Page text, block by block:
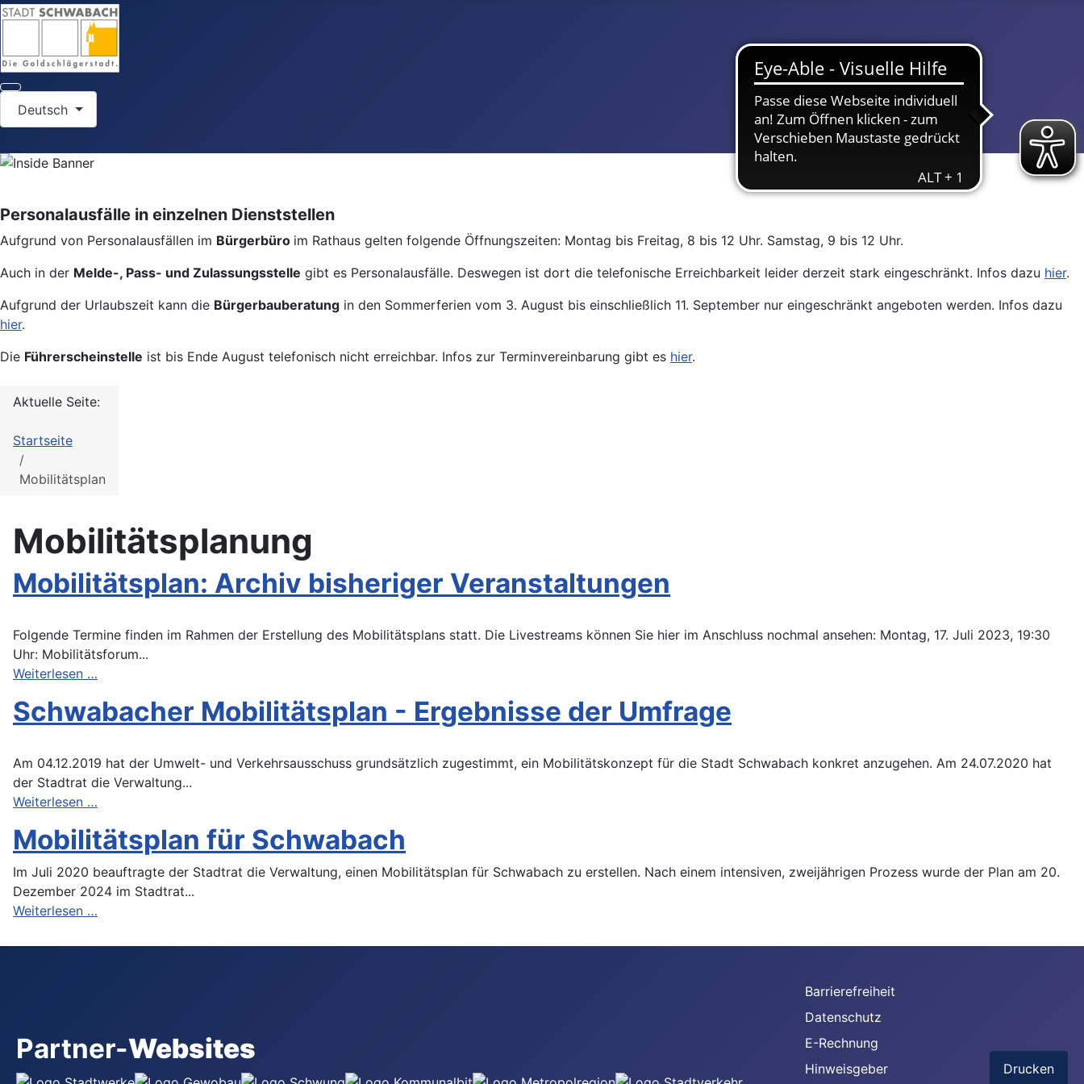
Deutsch
Personalausfälle in einzelnen Dienststellen
Aufgrund von Personalausfällen im Bürgerbüro im Rathaus gelten folgende Öffnungszeiten: Montag bis Freitag, 8 bis 12 Uhr. Samstag, 9 bis 12 Uhr.
Auch in der Melde-, Pass- und Zulassungsstelle gibt es Personalausfälle. Deswegen ist dort die telefonische Erreichbarkeit leider derzeit stark eingeschränkt. Infos dazu hier.
Aufgrund der Urlaubszeit kann die Bürgerbauberatung in den Sommerferien vom 3. August bis einschließlich 11. September nur eingeschränkt angeboten werden. Infos dazu
hier.
Die Führerscheinstelle ist bis Ende August telefonisch nicht erreichbar. Infos zur Terminvereinbarung gibt es hier.
Aktuelle Seite:
Startseite
Mobilitätsplan
Mobilitätsplanung
Mobilitätsplan: Archiv bisheriger Veranstaltungen
Folgende Termine finden im Rahmen der Erstellung des Mobilitätsplans statt. Die Livestreams können Sie hier im Anschluss nochmal ansehen: Montag, 17. Juli 2023, 19:30
Uhr: Mobilitätsforum...
Weiterlesen …
Schwabacher Mobilitätsplan - Ergebnisse der Umfrage
Am 04.12.2019 hat der Umwelt- und Verkehrsausschuss grundsätzlich zugestimmt, ein Mobilitätskonzept für die Stadt Schwabach konkret anzugehen. Am 24.07.2020 hat
der Stadtrat die Verwaltung...
Weiterlesen …
Mobilitätsplan für Schwabach
Im Juli 2020 beauftragte der Stadtrat die Verwaltung, einen Mobilitätsplan für Schwabach zu erstellen. Nach einem intensiven, zweijährigen Prozess wurde der Plan am 20.
Dezember 2024 im Stadtrat...
Weiterlesen …
Partner-Websites
Barrierefreiheit
Datenschutz
E-Rechnung
Hinweisgeber
Drucken